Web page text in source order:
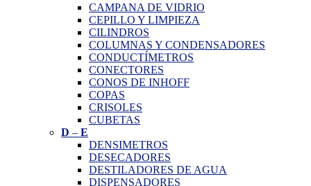
CAMPANA DE VIDRIO
CEPILLO Y LIMPIEZA
CILINDROS
COLUMNAS Y CONDENSADORES
CONDUCTÍMETROS
CONECTORES
CONOS DE INHOFF
COPAS
CRISOLES
CUBETAS
D – E
DENSIMETROS
DESECADORES
DESTILADORES DE AGUA
DISPENSADORES